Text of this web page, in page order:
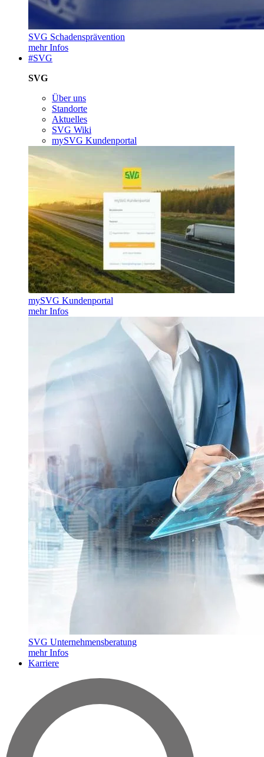
SVG Schadensprävention
mehr Infos
#SVG
SVG
Über uns
Standorte
Aktuelles
SVG Wiki
mySVG Kundenportal
mySVG Kundenportal
mehr Infos
SVG Unternehmensberatung
mehr Infos
Karriere